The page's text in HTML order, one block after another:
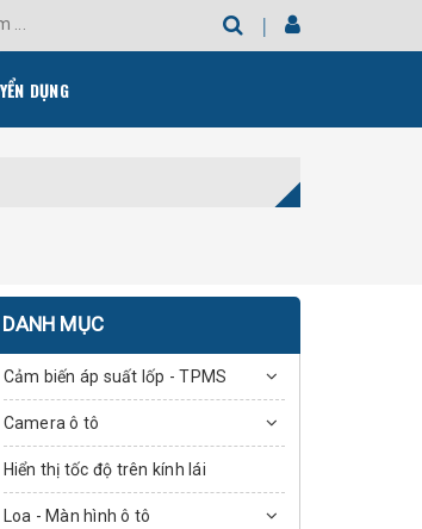
DỤNG
DANH MỤC
Cảm biến áp suất lốp - TPMS
Camera ô tô
Hiển thị tốc độ trên kính lái
Loa - Màn hình ô tô